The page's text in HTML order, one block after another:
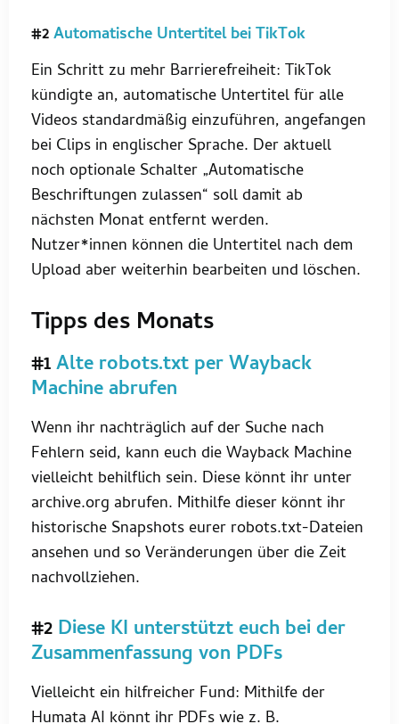
#2Automatische Untertitel bei TikTok
Ein Schritt zu mehr Barrierefreiheit: TikTok
kündigte an, automatische Untertitel für alle
Videos standardmäßig einzuführen, angefangen
bei Clips in englischer Sprache. Der aktuell
noch optionale Schalter „Automatische
Beschriftungen zulassen“ soll damit ab
nächsten Monat entfernt werden.
Nutzer*innen können die Untertitel nach dem
Upload aber weiterhin bearbeiten und löschen.
Tipps des Monats
#1Alte robots.txt per Wayback
Machine abrufen
Wenn ihr nachträglich auf der Suche nach
Fehlern seid, kann euch die Wayback Machine
vielleicht behilflich sein. Diese könnt ihr unter
archive.org abrufen. Mithilfe dieser könnt ihr
historische Snapshots eurer robots.txt-Dateien
ansehen und so Veränderungen über die Zeit
nachvollziehen.
#2Diese KI unterstützt euch bei der
Zusammenfassung von PDFs
Vielleicht ein hilfreicher Fund: Mithilfe der